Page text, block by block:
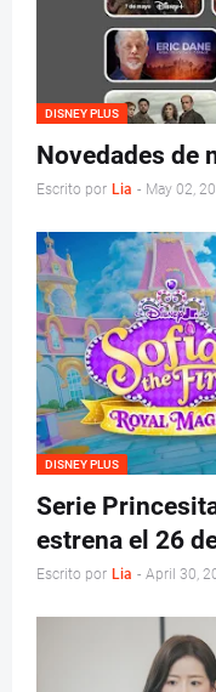
DISNEY PLUS
Novedades de
Escrito por Lia - May 02,
DISNEY PLUS
Serie
estrena el 26
Escrito por Lia - April 30,